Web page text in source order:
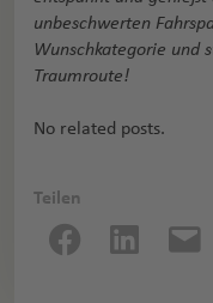
unbeschwerten
Wunschkategorie und
Traumroute!
No related posts.
Teilen